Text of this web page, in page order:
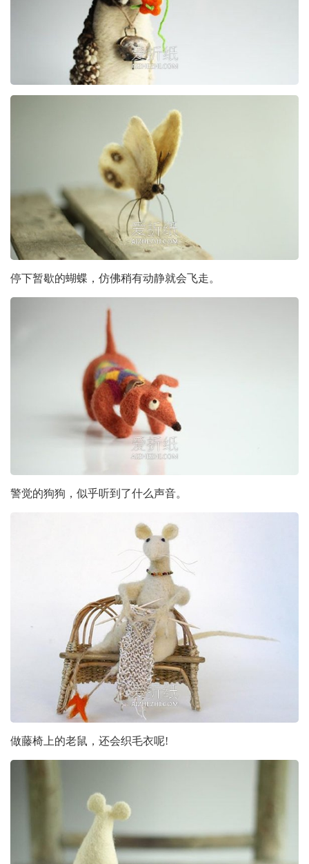
停下暂歇的蝴蝶，仿佛稍有动静就会飞走。
警觉的狗狗，似乎听到了什么声音。
做藤椅上的老鼠，还会织毛衣呢!